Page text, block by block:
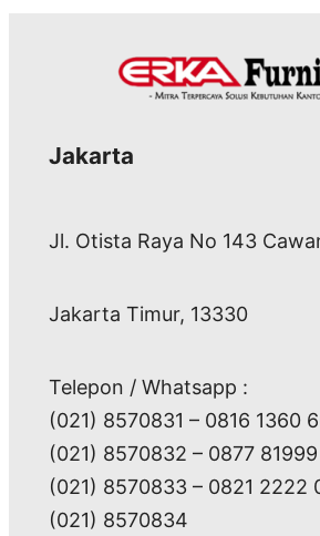
Jakarta
Jl. Otista Raya No 143
Jakarta Timur, 13330
Telepon / Whatsapp :
(021) 8570831 – 0816 1360
(021) 8570832 – 0877
(021) 8570833 – 0821 2222
(021) 8570834